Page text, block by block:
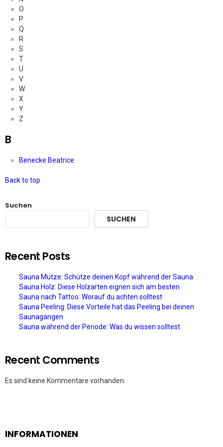
O
P
Q
R
S
T
U
V
W
X
Y
Z
B
Benecke Beatrice
Back to top
Suchen
SUCHEN
Recent Posts
Sauna Mütze: Schütze deinen Kopf während der Sauna
Sauna Holz: Diese Holzarten eignen sich am besten
Sauna nach Tattoo: Worauf du achten solltest
Sauna Peeling: Diese Vorteile hat das Peeling bei deinen
Saunagängen
Sauna während der Periode: Was du wissen solltest
Recent Comments
Es sind keine Kommentare vorhanden.
INFORMATIONEN